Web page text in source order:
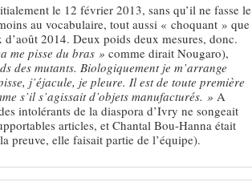
le 12 février 2013, sans qu’il ne fasse le
au vocabulaire, tout aussi « choquant » que
2014. Deux poids deux mesures, donc.
me pisse du bras » comme dirait Nougaro),
des mutants. Biologiquement je m’arrange
j’éjacule, je pleure. Il est de toute première
s’il s’agissait d’objets manufacturés. » A
intolérants de la diaspora d’Ivry ne songeait
articles, et Chantal Bou-Hanna était
preuve, elle faisait partie de l’équipe).